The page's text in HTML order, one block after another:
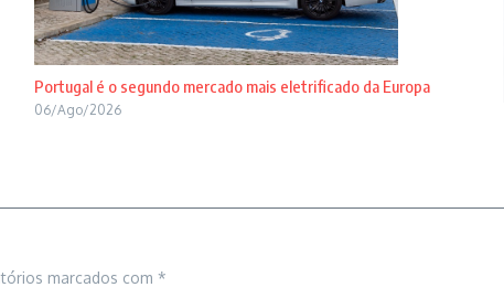
Portugal é o segundo mercado mais eletrificado da Europa
06/Ago/2026
marcados com *